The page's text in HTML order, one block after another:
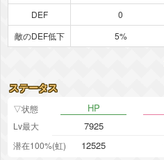
DEF 0
敵のDEF低下 5%
ステータス
▽状態 HP
Lv最大 7925
潜在100%(虹) 12525